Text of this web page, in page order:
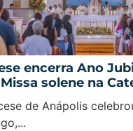
encerra Ano
solene na
de Anápolis